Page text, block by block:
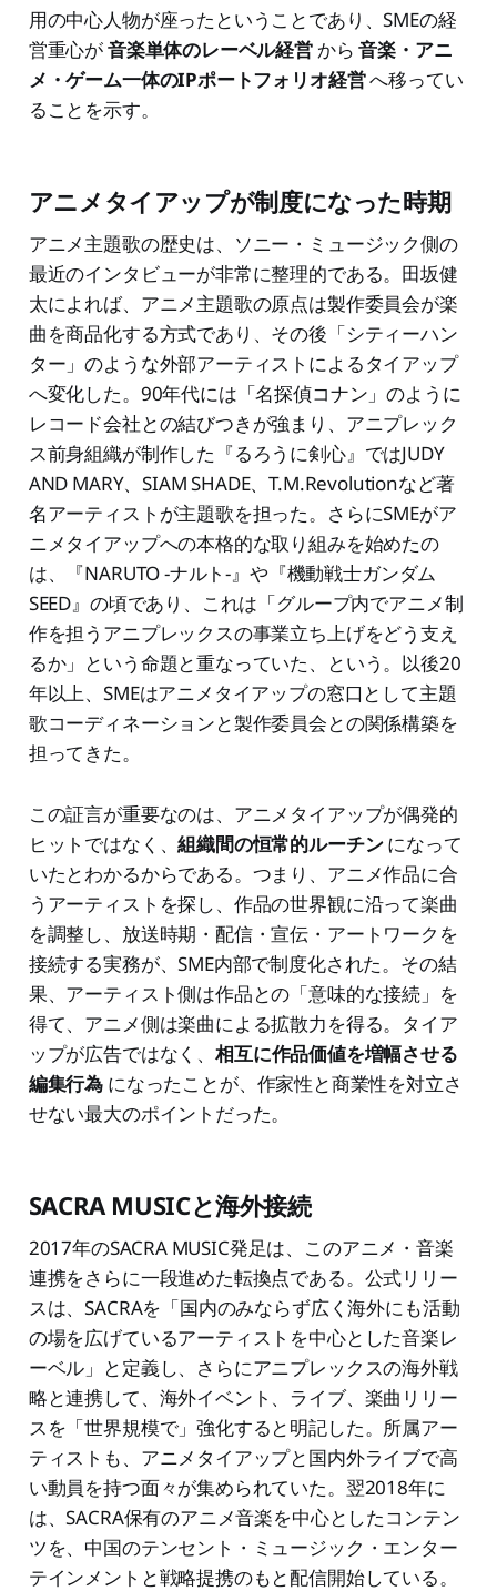
用の中心人物が座ったということであり、SMEの経
営重心が音楽単体のレーベル経営 から音楽・アニ
メ・ゲーム一体のIPポートフォリオ経営へ移ってい
ることを示す。
アニメタイアップが制度になった時期
アニメ主題歌の歴史は、ソニー・ミュージック側の
最近のインタビューが非常に整理的である。田坂健
太によれば、アニメ主題歌の原点は製作委員会が楽
曲を商品化する方式であり、その後「シティーハン
ター」のような外部アーティストによるタイアップ
へ変化した。90年代には「名探偵コナン」のように
レコード会社との結びつきが強まり、アニプレック
ス前身組織が制作した『るろうに剣心』ではJUDY
AND MARY、SIAM SHADE、T.M.Revolutionなど著
名アーティストが主題歌を担った。さらにSMEがア
ニメタイアップへの本格的な取り組みを始めたの
は、『NARUTO -ナルト-』や『機動戦士ガンダム
SEED』の頃であり、これは「グループ内でアニメ制
作を担うアニプレックスの事業立ち上げをどう支え
るか」という命題と重なっていた、という。以後20
年以上、SMEはアニメタイアップの窓口として主題
歌コーディネーションと製作委員会との関係構築を
担ってきた。
この証言が重要なのは、アニメタイアップが偶発的
ヒットではなく、組織間の恒常的ルーチンになって
いたとわかるからである。つまり、アニメ作品に合
うアーティストを探し、作品の世界観に沿って楽曲
を調整し、放送時期・配信・宣伝・アートワークを
接続する実務が、SME内部で制度化された。その結
果、アーティスト側は作品との「意味的な接続」を
得て、アニメ側は楽曲による拡散力を得る。タイア
ップが広告ではなく、相互に作品価値を増幅させる
編集行為 になったことが、作家性と商業性を対立さ
せない最大のポイントだった。
SACRA MUSICと海外接続
2017年のSACRA MUSIC発足は、このアニメ・音楽
連携をさらに一段進めた転換点である。公式リリー
スは、SACRAを「国内のみならず広く海外にも活動
の場を広げているアーティストを中心とした音楽レ
ーベル」と定義し、さらにアニプレックスの海外戦
略と連携して、海外イベント、ライブ、楽曲リリー
スを「世界規模で」強化すると明記した。所属アー
ティストも、アニメタイアップと国内外ライブで高
い動員を持つ面々が集められていた。翌2018年に
は、SACRA保有のアニメ音楽を中心としたコンテン
ツを、中国のテンセント・ミュージック・エンター
テインメントと戦略提携のもと配信開始している。